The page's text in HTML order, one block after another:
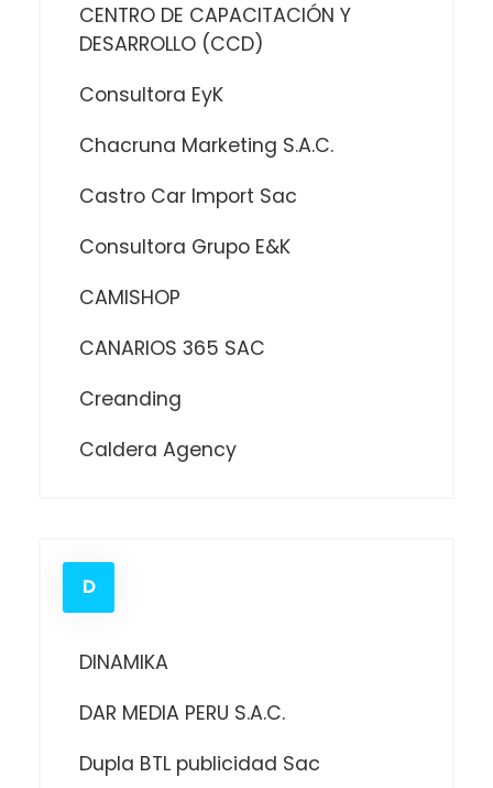
CENTRO DE CAPACITACIÓN Y
DESARROLLO (CCD)
Consultora EyK
Chacruna Marketing S.A.C.
Castro Car Import Sac
Consultora Grupo E&K
CAMISHOP
CANARIOS 365 SAC
Creanding
Caldera Agency
D
DINAMIKA
DAR MEDIA PERU S.A.C.
Dupla BTL publicidad Sac